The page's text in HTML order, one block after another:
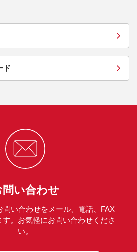
ド
問い合わせ
問い合わせをメール、電話、FAX
。お気軽にお問い合わせくださ
い。